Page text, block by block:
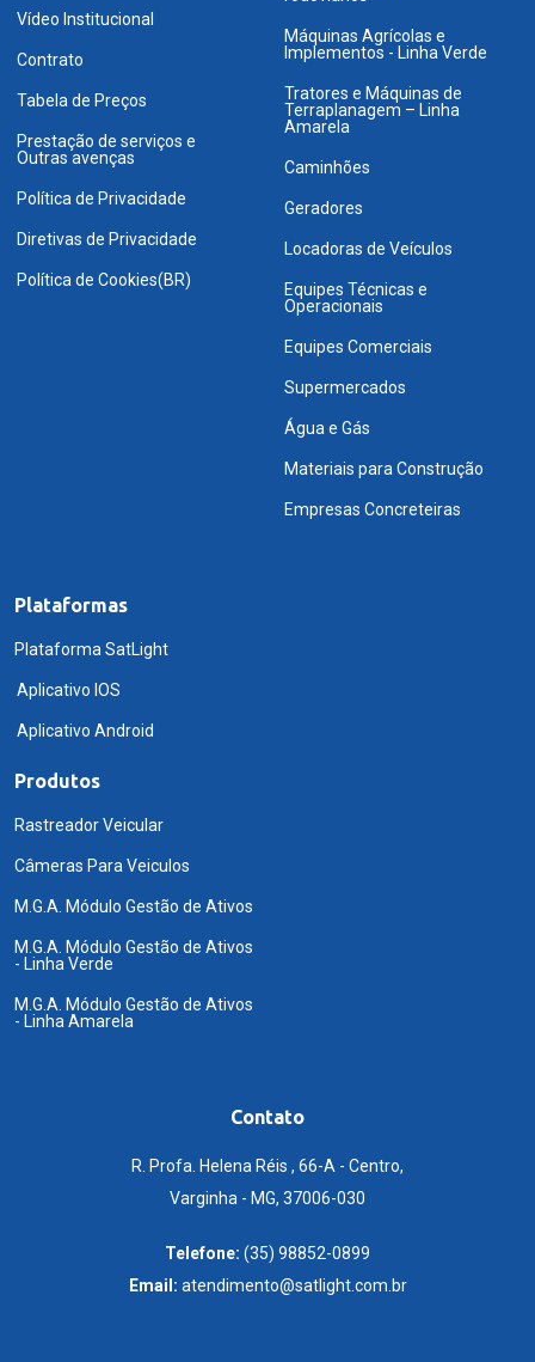
Vídeo Institucional
Contrato
Tabela de Preços
Prestação de serviços e
Outras avenças
Política de Privacidade
Diretivas de Privacidade
Política de Cookies(BR)
Máquinas Agrícolas e
Implementos - Linha Verde
Tratores e Máquinas de
Terraplanagem – Linha
Amarela
Caminhões
Geradores
Locadoras de Veículos
Equipes Técnicas e
Operacionais
Equipes Comerciais
Supermercados
Água e Gás
Materiais para Construção
Empresas Concreteiras
Plataformas
Plataforma SatLight
Aplicativo IOS
Aplicativo Android
Produtos
Rastreador Veicular
Câmeras Para Veiculos
M.G.A. Módulo Gestão de Ativos
M.G.A. Módulo Gestão de Ativos
- Linha Verde
M.G.A. Módulo Gestão de Ativos
- Linha Amarela
Contato
R. Profa. Helena Réis , 66-A - Centro,
Varginha - MG, 37006-030
Telefone: (35) 98852-0899
Email: atendimento@satlight.com.br